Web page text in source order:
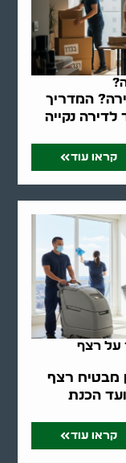
המדריך
נקייה
קראו עוד
על רצף
מבטיח רצף
הכנת
קראו עוד